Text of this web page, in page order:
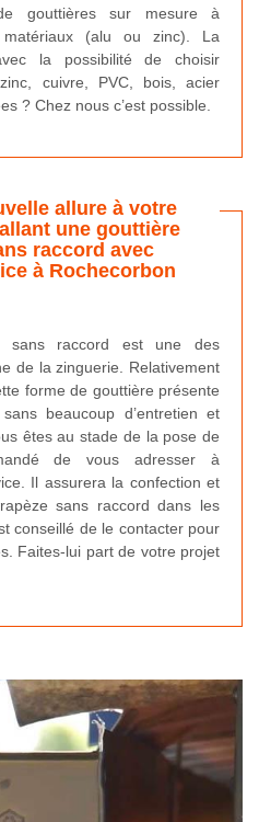
gouttières sur mesure à
matériaux (alu ou zinc). La
la possibilité de choisir
cuivre, PVC, bois, acier
? Chez nous c’est possible.
allure à votre
une gouttière
raccord avec
à Rochecorbon
sans raccord est une des
de la zinguerie. Relativement
forme de gouttière présente
beaucoup d’entretien et
êtes au stade de la pose de
de vous adresser à
Il assurera la confection et
sans raccord dans les
conseillé de le contacter pour
Faites-lui part de votre projet